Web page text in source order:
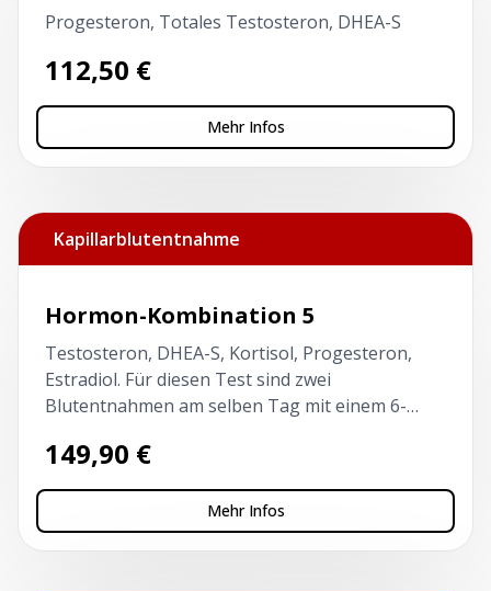
Progesteron, Totales Testosteron, DHEA-S
112,50 €
Mehr Infos
Kapillarblutentnahme
Hormon-Kombination 5
Testosteron, DHEA-S, Kortisol, Progesteron,
Estradiol. Für diesen Test sind zwei
Blutentnahmen am selben Tag mit einem 6-
vor 10 Uhr und nüchtern!
149,90 €
Mehr Infos